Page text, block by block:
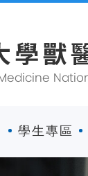
學生專區